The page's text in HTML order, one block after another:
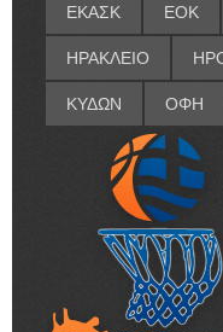
ΕΚΑΣΚ ΕΟΚ
ΗΡΑΚΛΕΙΟ
ΚΥΔΩΝ ΟΦΗ